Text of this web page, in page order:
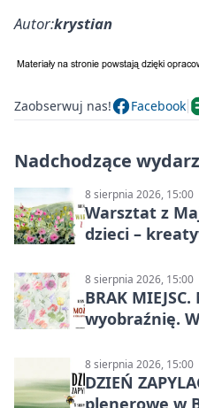
Autor:krystian
Zaobserwuj nas! Facebook
Nadchodzące
8 sierpnia 2026, 15:00
Warsztat z
dzieci –
8 sierpnia 2026, 15:00
BRAK
wyobraźnię.
8 sierpnia 2026, 15:00
DZIEŃ
plenerowe w